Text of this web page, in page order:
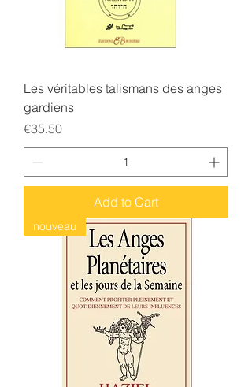
Les véritables talismans des anges
gardiens
Price
€35.50
Add to Cart
nouveau